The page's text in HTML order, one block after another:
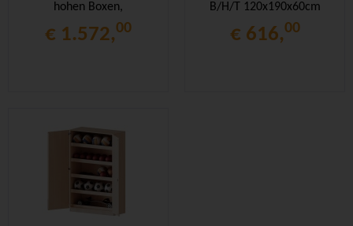
hohen Boxen,
Trockenwagen TW15,
B/H/T 120x190x60cm
€ 1.572,00
B/H/T 120x190x60cm
€ 616,00